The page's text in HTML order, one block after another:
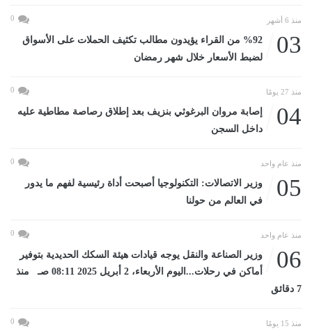
منذ 6 أشهر 0
03
%92 من القراء يؤيدون مطالب تكثيف الحملات على الأسواق
لضبط الأسعار خلال شهر رمضان
منذ 27 يومًا 0
04
إصابة مروان البرغوثي بنزيف بعد إطلاق رصاصة مطاطية عليه
داخل السجن
منذ عام واحد 0
05
وزير الاتصالات: التكنولوجيا أصبحت أداة رئيسية لفهم ما يدور
في العالم من حولنا
منذ عام واحد 0
06
وزير الصناعة والنقل يوجه قيادات هيئة السكك الحديدية بتوفير
أماكن في رحلات...اليوم الأربعاء، 2 أبريل 2025 08:11 صـ منذ
7 دقائق
منذ 15 يومًا 0